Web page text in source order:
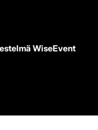
WiseEvent